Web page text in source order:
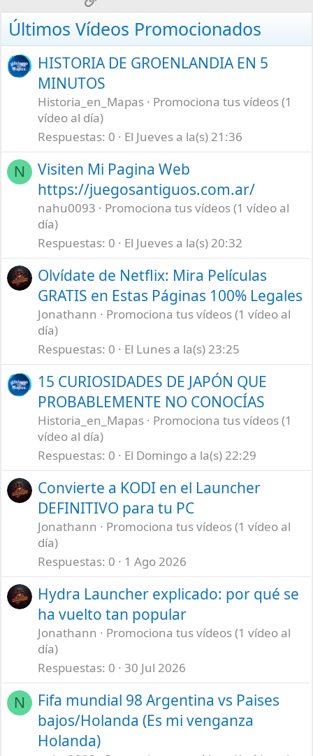
Últimos Vídeos Promocionados
HISTORIA DE GROENLANDIA EN 5
MINUTOS
Historia_en_Mapas
Promociona tus vídeos (1
vídeo al día)
Respuestas 0 El Jueves a la(s) 21:36
N
Visiten Mi Pagina Web
https://juegosantiguos.com.ar/
nahu0093
Promociona tus vídeos (1 vídeo al
día)
Respuestas 0 El Jueves a la(s) 20:32
Olvídate de Netflix: Mira Películas
GRATIS en Estas Páginas 100% Legales
Jonathann
Promociona tus vídeos (1 vídeo al
día)
Respuestas 0 El Lunes a la(s) 23:25
15 CURIOSIDADES DE JAPÓN QUE
PROBABLEMENTE NO CONOCÍAS
Historia_en_Mapas
Promociona tus vídeos (1
vídeo al día)
Respuestas 0 El Domingo a la(s) 22:29
Convierte a KODI en el Launcher
DEFINITIVO para tu PC
Jonathann
Promociona tus vídeos (1 vídeo al
día)
Respuestas 0 1 Ago 2026
Hydra Launcher explicado: por qué se
ha vuelto tan popular
Jonathann
Promociona tus vídeos (1 vídeo al
día)
Respuestas 0 30 Jul 2026
N
Fifa mundial 98 Argentina vs Paises
bajos/Holanda (Es mi venganza
Holanda)